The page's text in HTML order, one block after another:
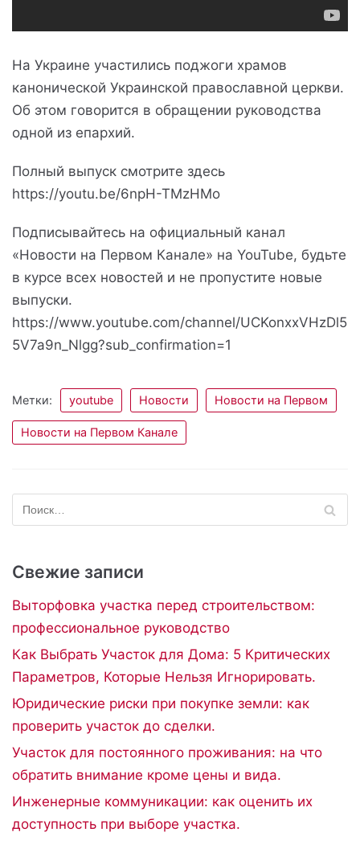
На Украине участились поджоги храмов
канонической Украинской православной церкви.
Об этом говорится в обращении руководства
одной из епархий.
Полный выпуск смотрите здесь
https://youtu.be/6npH-TMzHMo
Подписывайтесь на официальный канал
«Новости на Первом Канале» на YouTube, будьте
в курсе всех новостей и не пропустите новые
выпуски.
https://www.youtube.com/channel/UCKonxxVHzDl5
5V7a9n_Nlgg?sub_confirmation=1
Метки: youtube Новости Новости на Первом
Новости на Первом Канале
Свежие записи
Выторфовка участка перед строительством:
профессиональное руководство
Как Выбрать Участок для Дома: 5 Критических
Параметров, Которые Нельзя Игнорировать.
Юридические риски при покупке земли: как
проверить участок до сделки.
Участок для постоянного проживания: на что
обратить внимание кроме цены и вида.
Инженерные коммуникации: как оценить их
доступность при выборе участка.